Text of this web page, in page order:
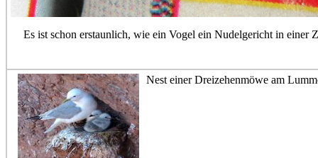
Es ist schon erstaunlich, wie ein Vogel ein Nudelgericht in einer
Nest einer Dreizehenmöwe am